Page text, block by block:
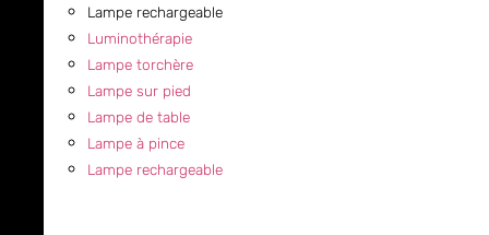
Lampe rechargeable
Luminothérapie
Lampe torchère
Lampe sur pied
Lampe de table
Lampe à pince
Lampe rechargeable